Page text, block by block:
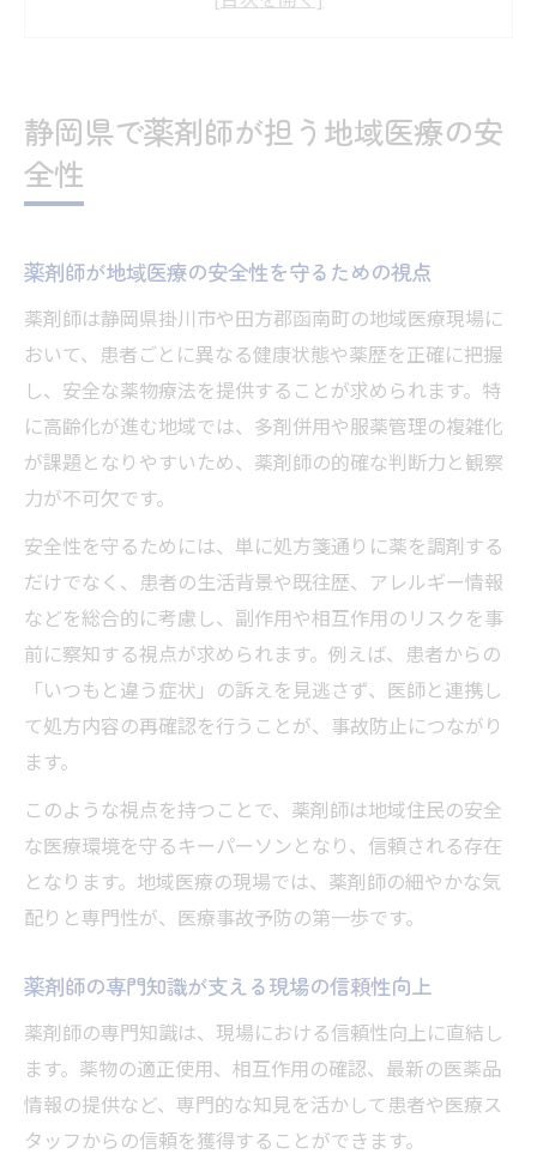
薬剤師が実践する安全性確保の基本ポイン
薬剤師の視点から見る医療現場の安全管理
薬剤師が現場で重視する安全管理の基本
薬剤師の視点で考える医療現場のリスク対
策
薬剤師が実践する薬品管理と安全性維持方
ク
薬剤師の経験が活きる安全管理の工夫とは
地域に貢献する薬剤師の役割とは何か
薬剤師が地域貢献で果たす安全性向上の責
務
方法
薬剤師の地域活動が安全性にもたらす効果
薬剤師が実践する健康相談と安全性の関係
地域医療で薬剤師が信頼される理由を解説
薬剤師が日々心がける安全性向上の習慣
薬剤師による安全性確保の実践的な工夫紹
介
薬剤師が現場で徹底するリスクマネジメン
ト
静岡県で薬剤師が担う地域医療の安
全性
薬剤師が地域医療の安全性を守るための視点
薬剤師は静岡県掛川市や田方郡函南町の地域医療現場に
おいて、患者ごとに異なる健康状態や薬歴を正確に把握
し、安全な薬物療法を提供することが求められます。特
に高齢化が進む地域では、多剤併用や服薬管理の複雑化
が課題となりやすいため、薬剤師の的確な判断力と観察
力が不可欠です。
安全性を守るためには、単に処方箋通りに薬を調剤する
だけでなく、患者の生活背景や既往歴、アレルギー情報
などを総合的に考慮し、副作用や相互作用のリスクを事
前に察知する視点が求められます。例えば、患者からの
「いつもと違う症状」の訴えを見逃さず、医師と連携し
て処方内容の再確認を行うことが、事故防止につながり
ます。
このような視点を持つことで、薬剤師は地域住民の安全
な医療環境を守るキーパーソンとなり、信頼される存在
となります。地域医療の現場では、薬剤師の細やかな気
配りと専門性が、医療事故予防の第一歩です。
薬剤師の専門知識が支える現場の信頼性向上
薬剤師の専門知識は、現場における信頼性向上に直結し
ます。薬物の適正使用、相互作用の確認、最新の医薬品
情報の提供など、専門的な知見を活かして患者や医療ス
タッフからの信頼を獲得することができます。